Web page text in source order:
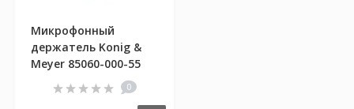
Микрофонный
держатель Konig &
Meyer 85060-000-55
0